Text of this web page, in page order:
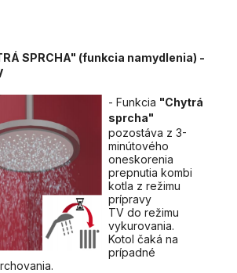
SPRCHA" (funkcia namydlenia) -
- Funkcia "Chytrá
sprcha"
pozostáva z 3-
minútového
oneskorenia
prepnutia kombi
kotla z režimu
prípravy
TV do režimu
vykurovania.
Kotol čaká na
prípadné